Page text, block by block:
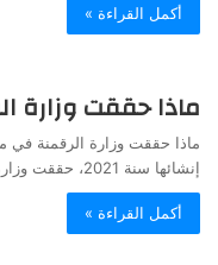
أكمل القراءة »
ماذا حققت وزارة
ماذا حققت وزارة الرقمنة في
إنشائها سنة 2021، حققت وزارة التحول الرقمي وعصرنة الإدارة…
أكمل القراءة »